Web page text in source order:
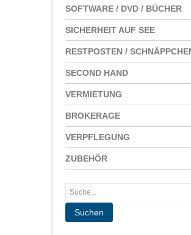
SOFTWARE / DVD / BÜCHER
SICHERHEIT AUF SEE
RESTPOSTEN /
SECOND HAND
VERMIETUNG
BROKERAGE
VERPFLEGUNG
ZUBEHÖR